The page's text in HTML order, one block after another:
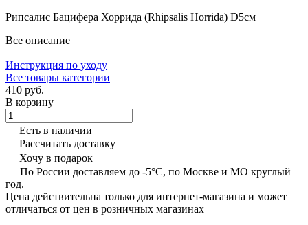
Рипсалис Бацифера Хоррида (Rhipsalis Horrida) D5см
Все описание
Инструкция по уходу
Все товары категории
410 руб.
В корзину
Есть в наличии
Рассчитать доставку
Хочу в подарок
По России доставляем до -5°C, по Москве и МО круглый
год.
Цена действительна только для интернет-магазина и может
отличаться от цен в розничных магазинах